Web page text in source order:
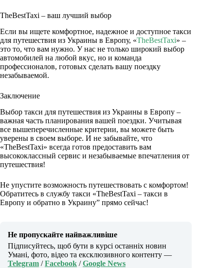
TheBestTaxi – ваш лучший выбор
Если вы ищете комфортное, надежное и доступное такси
для путешествия из Украины в Европу, «TheBestTaxi» –
это то, что вам нужно. У нас не только широкий выбор
автомобилей на любой вкус, но и команда
профессионалов, готовых сделать вашу поездку
незабываемой.
Заключение
Выбор такси для путешествия из Украины в Европу –
важная часть планирования вашей поездки. Учитывая
все вышеперечисленные критерии, вы можете быть
уверены в своем выборе. И не забывайте, что
«TheBestTaxi» всегда готов предоставить вам
высококлассный сервис и незабываемые впечатления от
путешествия!
Не упустите возможность путешествовать с комфортом!
Обратитесь в службу такси «TheBestTaxi – такси в
Европу и обратно в Украину” прямо сейчас!
Не пропускайте найважливіше
Підписуйтесь, щоб бути в курсі останніх новин
Умані, фото, відео та ексклюзивного контенту —
Telegram /Facebook /Google News